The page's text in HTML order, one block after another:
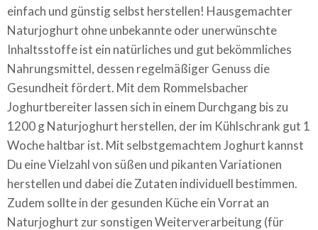
einfach und günstig selbst herstellen! Hausgemachter
Naturjoghurt ohne unbekannte oder unerwünschte
Inhaltsstoffe ist ein natürliches und gut bekömmliches
Nahrungsmittel, dessen regelmäßiger Genuss die
Gesundheit fördert. Mit dem Rommelsbacher
Joghurtbereiter lassen sich in einem Durchgang bis zu
1200 g Naturjoghurt herstellen, der im Kühlschrank gut 1
Woche haltbar ist. Mit selbstgemachtem Joghurt kannst
Du eine Vielzahl von süßen und pikanten Variationen
herstellen und dabei die Zutaten individuell bestimmen.
Zudem sollte in der gesunden Küche ein Vorrat an
Naturjoghurt zur sonstigen Weiterverarbeitung (für